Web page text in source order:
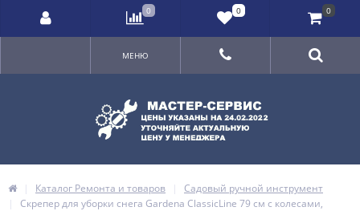
МЕНЮ
Каталог Ремонта и товаров
Садовый ручной инструмент
Скрепер для уборки снега Gardena ClassicLine 79 см с колесами,
0 0 0